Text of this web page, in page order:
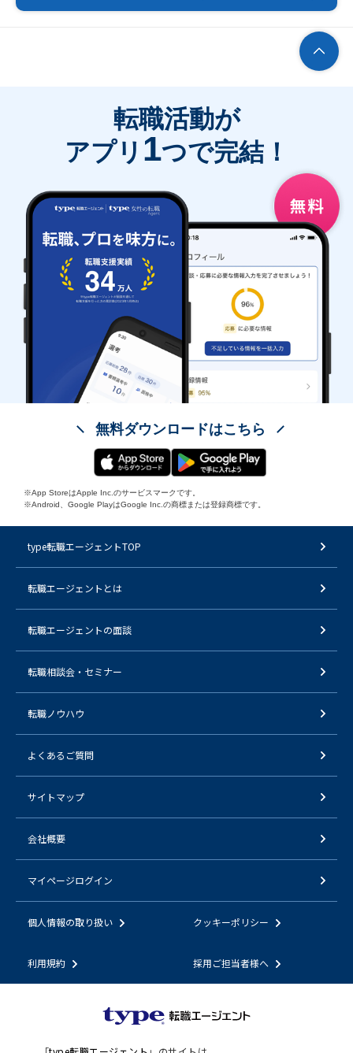
転職活動が
アプリ 1つで完結！
無料ダウンロードはこちら
※App StoreはApple Inc.のサービスマークです。
※Android、Google PlayはGoogle Inc.の商標または登録商標です。
type転職エージェントTOP
転職エージェントとは
転職エージェントの面談
転職相談会・セミナー
転職ノウハウ
よくあるご質問
サイトマップ
会社概要
マイページログイン
個人情報の取り扱い クッキーポリシー
利用規約 採用ご担当者様へ